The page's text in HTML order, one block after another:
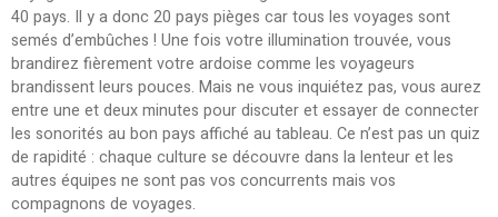
40 pays. Il y a donc 20 pays pièges car tous les voyages sont
semés d’embûches ! Une fois votre illumination trouvée, vous
brandirez fièrement votre ardoise comme les voyageurs
brandissent leurs pouces. Mais ne vous inquiétez pas, vous aurez
entre une et deux minutes pour discuter et essayer de connecter
les sonorités au bon pays affiché au tableau. Ce n’est pas un quiz
de rapidité : chaque culture se découvre dans la lenteur et les
autres équipes ne sont pas vos concurrents mais vos
compagnons de voyages.